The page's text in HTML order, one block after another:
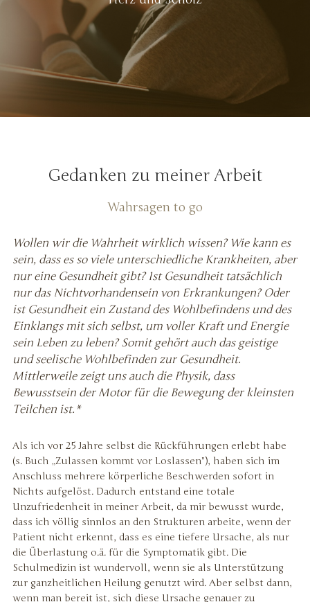
Gedanken zu meiner Arbeit
Wahrsagen to go
Wollen wir die Wahrheit wirklich wissen? Wie kann es
sein, dass es so viele unterschiedliche Krankheiten, aber
nur eine Gesundheit gibt? Ist Gesundheit tatsächlich
nur das Nichtvorhandensein von Erkrankungen? Oder
ist Gesundheit ein Zustand des Wohlbefindens und des
Einklangs mit sich selbst, um voller Kraft und Energie
sein Leben zu leben? Somit gehört auch das geistige
und seelische Wohlbefinden zur Gesundheit.
Mittlerweile zeigt uns auch die Physik, dass
Bewusstsein der Motor für die Bewegung der kleinsten
Teilchen ist.*
Als ich vor 25 Jahre selbst die Rückführungen erlebt habe
(s. Buch „Zulassen kommt vor Loslassen"), haben sich im
Anschluss mehrere körperliche Beschwerden sofort in
Nichts aufgelöst. Dadurch entstand eine totale
Unzufriedenheit in meiner Arbeit, da mir bewusst wurde,
dass ich völlig sinnlos an den Strukturen arbeite, wenn der
Patient nicht erkennt, dass es eine tiefere Ursache, als nur
die Überlastung o.ä. für die Symptomatik gibt. Die
Schulmedizin ist wundervoll, wenn sie als Unterstützung
zur ganzheitlichen Heilung genutzt wird. Aber selbst dann,
wenn man bereit ist, sich diese Ursache genauer zu